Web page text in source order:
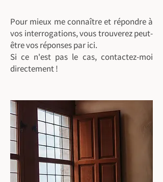
Pour mieux me connaître et répondre à
vos interrogations, vous trouverez peut-
être vos réponses par ici.
Si ce n'est pas le cas, contactez-moi
directement !